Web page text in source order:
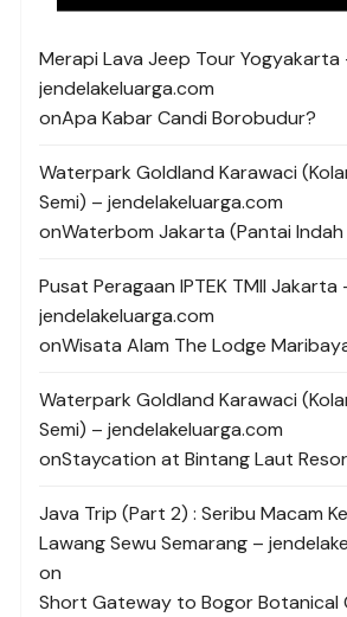
Merapi Lava Jeep Tour Yogyakarta
jendelakeluarga.com
onApa Kabar Candi Borobudur?
Waterpark Goldland Karawaci
Semi) – jendelakeluarga.com
onWaterbom Jakarta (Pantai Indah
Pusat Peragaan IPTEK TMII Jakarta
jendelakeluarga.com
onWisata Alam The Lodge
Waterpark Goldland Karawaci
Semi) – jendelakeluarga.com
onStaycation at Bintang Laut
Java Trip (Part 2) : Seribu Macam
Lawang Sewu Semarang –
on
Short Gateway to Bogor Botanical